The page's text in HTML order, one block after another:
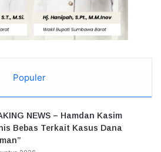
Populer
NEWS – Hamdan Kasim
Bebas Terkait Kasus Dana